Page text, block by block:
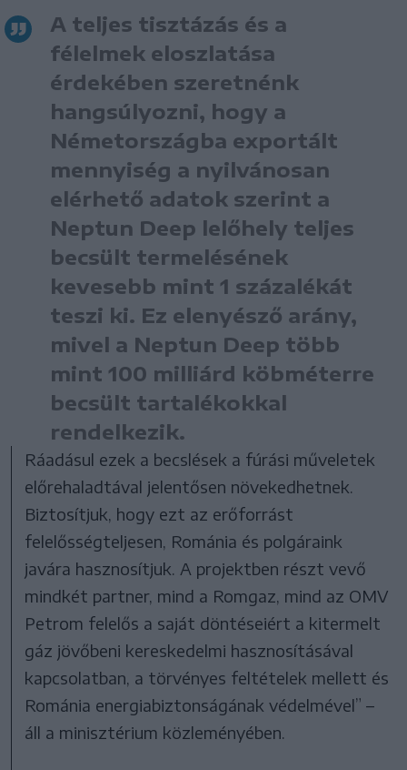
A teljes tisztázás és a
félelmek eloszlatása
érdekében szeretnénk
hangsúlyozni, hogy a
Németországba exportált
mennyiség a nyilvánosan
elérhető adatok szerint a
Neptun Deep lelőhely teljes
becsült termelésének
kevesebb mint 1 százalékát
teszi ki. Ez elenyésző arány,
mivel a Neptun Deep több
mint 100 milliárd köbméterre
becsült tartalékokkal
rendelkezik.
Ráadásul ezek a becslések a fúrási műveletek
előrehaladtával jelentősen növekedhetnek.
Biztosítjuk, hogy ezt az erőforrást
felelősségteljesen, Románia és polgáraink
javára hasznosítjuk. A projektben részt vevő
mindkét partner, mind a Romgaz, mind az OMV
Petrom felelős a saját döntéseiért a kitermelt
gáz jövőbeni kereskedelmi hasznosításával
kapcsolatban, a törvényes feltételek mellett és
Románia energiabiztonságának védelmével” –
áll a minisztérium közleményében.